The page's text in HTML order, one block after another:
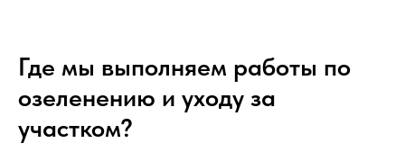
Где мы выполняем работы по
озеленению и уходу за
участком?